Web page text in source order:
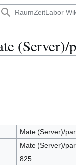
(Server)/
Mate (Server)/
Mate (Server)/
825